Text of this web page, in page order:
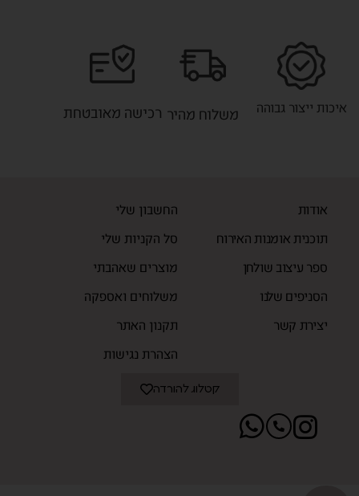
איכות ייצור גבוהה משלוח מהיר רכישה מאובטחת
אודות
תוכנית אומנות האירוח
ספר עיצוב שולחן
הסניפים שלנו
יצירת קשר
החשבון שלי
סל הקניות שלי
מוצרים שאהבתי
משלוחים ואספקה
תקנון האתר
הצהרת נגישות
קטלוג להורדה